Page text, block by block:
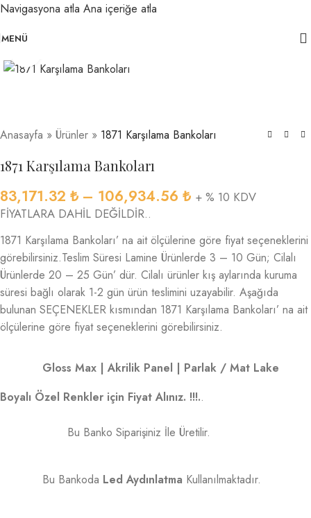
Navigasyona atla Ana içeriğe atla
MENÜ
Anasayfa » Ürünler » 1871 Karşılama Bankoları
1871 Karşılama Bankoları
83,171.32 ₺ – 106,934.56 ₺ + % 10 KDV
FİYATLARA DAHİL DEĞİLDİR..
1871 Karşılama Bankoları’ na ait ölçülerine göre fiyat seçeneklerini
görebilirsiniz.Teslim Süresi Lamine Ürünlerde 3 – 10 Gün; Cilalı
Ürünlerde 20 – 25 Gün’ dür. Cilalı ürünler kış aylarında kuruma
süresi bağlı olarak 1-2 gün ürün teslimini uzayabilir. Aşağıda
bulunan SEÇENEKLER kısmından 1871 Karşılama Bankoları’ na ait
ölçülerine göre fiyat seçeneklerini görebilirsiniz.
Gloss Max | Akrilik Panel | Parlak / Mat Lake
Boyalı Özel Renkler için Fiyat Alınız. !!!..
Bu Banko Siparişiniz İle Üretilir.
Bu Bankoda Led Aydınlatma Kullanılmaktadır.